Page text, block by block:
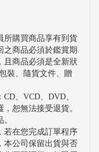
所購買商品享有到貨
之商品必須於鑑賞期
且商品必須是全新狀
裝、隨貨文件、贈
、VCD、DVD、
恕無法接受退貨。
若在您完成訂單程序
本公司保留出貨與否